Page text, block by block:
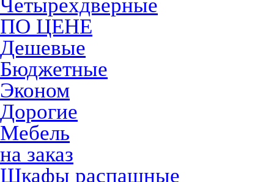
Четырехдверные
ПО ЦЕНЕ
Дешевые
Бюджетные
Эконом
Дорогие
Мебель
на заказ
Шкафы распашные